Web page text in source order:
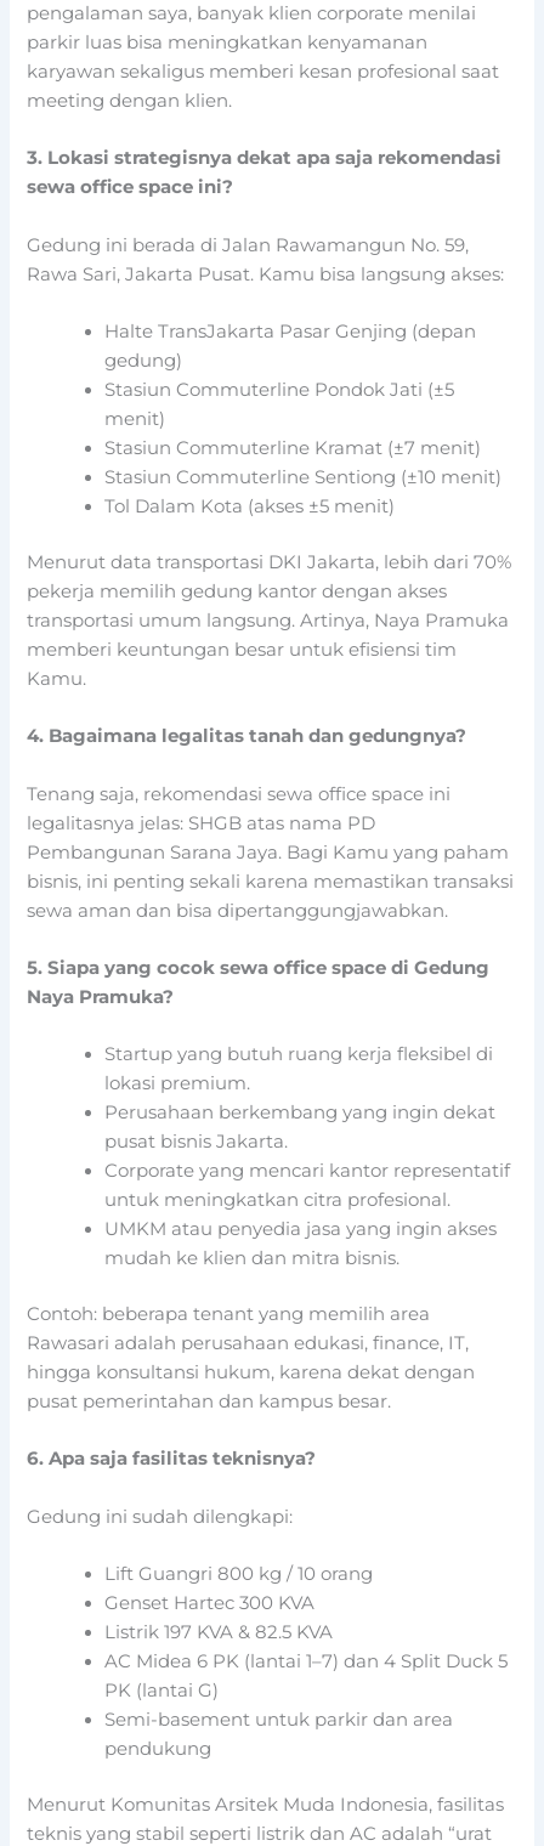
pengalaman saya, banyak klien corporate menilai
parkir luas bisa meningkatkan kenyamanan
karyawan sekaligus memberi kesan profesional saat
meeting dengan klien.
3. Lokasi strategisnya dekat apa saja rekomendasi
sewa office space ini?
Gedung ini berada di Jalan Rawamangun No. 59,
Rawa Sari, Jakarta Pusat. Kamu bisa langsung akses:
Halte TransJakarta Pasar Genjing (depan
gedung)
Stasiun Commuterline Pondok Jati (±5
menit)
Stasiun Commuterline Kramat (±7 menit)
Stasiun Commuterline Sentiong (±10 menit)
Tol Dalam Kota (akses ±5 menit)
Menurut data transportasi DKI Jakarta, lebih dari 70%
pekerja memilih gedung kantor dengan akses
transportasi umum langsung. Artinya, Naya Pramuka
memberi keuntungan besar untuk efisiensi tim
Kamu.
4. Bagaimana legalitas tanah dan gedungnya?
Tenang saja, rekomendasi sewa office space ini
legalitasnya jelas: SHGB atas nama PD
Pembangunan Sarana Jaya. Bagi Kamu yang paham
bisnis, ini penting sekali karena memastikan transaksi
sewa aman dan bisa dipertanggungjawabkan.
5. Siapa yang cocok sewa office space di Gedung
Naya Pramuka?
Startup yang butuh ruang kerja fleksibel di
lokasi premium.
Perusahaan berkembang yang ingin dekat
pusat bisnis Jakarta.
Corporate yang mencari kantor representatif
untuk meningkatkan citra profesional.
UMKM atau penyedia jasa yang ingin akses
mudah ke klien dan mitra bisnis.
Contoh: beberapa tenant yang memilih area
Rawasari adalah perusahaan edukasi, finance, IT,
hingga konsultansi hukum, karena dekat dengan
pusat pemerintahan dan kampus besar.
6. Apa saja fasilitas teknisnya?
Gedung ini sudah dilengkapi:
Lift Guangri 800 kg / 10 orang
Genset Hartec 300 KVA
Listrik 197 KVA & 82.5 KVA
AC Midea 6 PK (lantai 1–7) dan 4 Split Duck 5
PK (lantai G)
Semi-basement untuk parkir dan area
pendukung
Menurut Komunitas Arsitek Muda Indonesia, fasilitas
teknis yang stabil seperti listrik dan AC adalah “urat